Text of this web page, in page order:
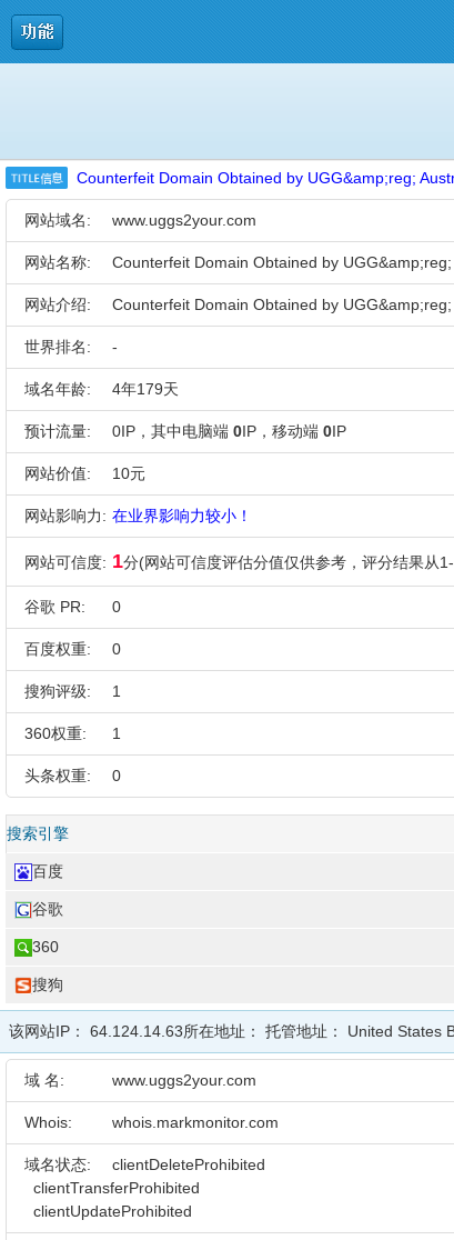
Counterfeit Domain Obtained by UGG&amp;reg;
网站域名: www.uggs2your.com
网站名称: Counterfeit Domain Obtained by UGG&amp;reg;
网站介绍: Counterfeit Domain Obtained by UGG&amp;reg;
世界排名: -
域名年龄: 4年179天
预计流量: 0IP，其中电脑端 0IP，移动端 0IP
网站价值: 10元
网站影响力: 在业界影响力较小！
网站可信度: 1分(网站可信度评估分值仅供参考，评分结果从
谷歌 PR: 0
百度权重: 0
搜狗评级: 1
360权重: 1
头条权重: 0
搜索引擎
百度
谷歌
360
搜狗
该网站IP： 64.124.14.63所在地址： 托管地址： United States
域 名: www.uggs2your.com
Whois: whois.markmonitor.com
域名状态:
clientDeleteProhibited
clientTransferProhibited
clientUpdateProhibited